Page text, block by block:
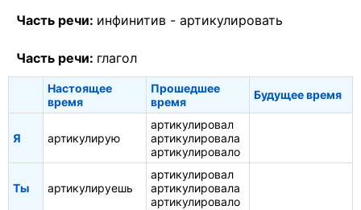
Часть речи: инфинитив - артикулировать
Часть речи: глагол
Настоящее
время
Прошедшее
время
Будущее время
Я артикулирую
артикулировал
артикулировала
артикулировало
Ты артикулируешь
артикулировал
артикулировала
артикулировало